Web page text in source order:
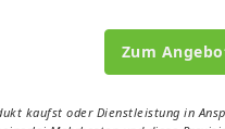
Zum
kaufst oder Dienstleistung in